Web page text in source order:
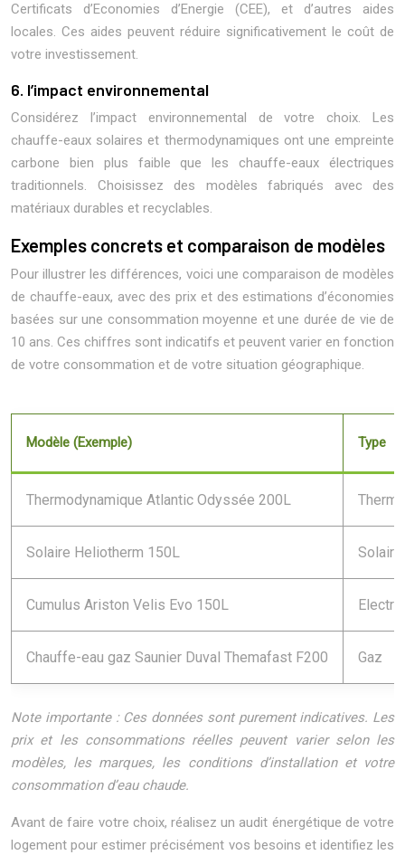
Certificats d’Economies d’Energie (CEE), et d’autres aides
locales. Ces aides peuvent réduire significativement le coût de
votre investissement.
6. l’impact environnemental
Considérez l’impact environnemental de votre choix. Les
chauffe-eaux solaires et thermodynamiques ont une empreinte
carbone bien plus faible que les chauffe-eaux électriques
traditionnels. Choisissez des modèles fabriqués avec des
matériaux durables et recyclables.
Exemples concrets et comparaison de modèles
Pour illustrer les différences, voici une comparaison de modèles
de chauffe-eaux, avec des prix et des estimations d’économies
basées sur une consommation moyenne et une durée de vie de
10 ans. Ces chiffres sont indicatifs et peuvent varier en fonction
de votre consommation et de votre situation géographique.
Modèle (Exemple) Type
Thermodynamique Atlantic Odyssée 200L
Solaire Heliotherm 150L Solaire
Cumulus Ariston Velis Evo 150L
Chauffe-eau gaz Saunier Duval Themafast F200 Gaz
Note importante : Ces données sont purement indicatives. Les
prix et les consommations réelles peuvent varier selon les
modèles, les marques, les conditions d’installation et votre
consommation d’eau chaude.
Avant de faire votre choix, réalisez un audit énergétique de votre
logement pour estimer précisément vos besoins et identifiez les